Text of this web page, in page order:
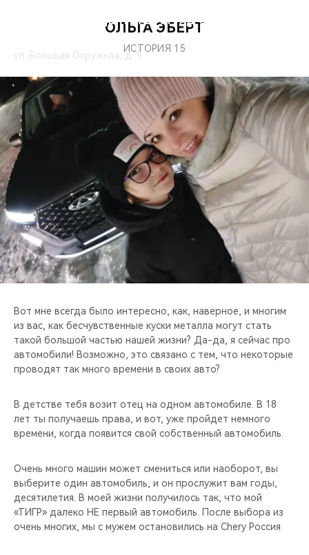
ЧЕРИ ЦЕНТР АВТОГРАД ОКРУЖНАЯ
ул. Большая Окружная, д. 9
ОЛЬГА ЭБЕРТ
ИСТОРИЯ 15
Вот мне всегда было интересно, как, наверное, и многим
из вас, как бесчувственные куски металла могут стать
такой большой частью нашей жизни? Да-да, я сейчас про
автомобили! Возможно, это связано с тем, что некоторые
проводят так много времени в своих авто?
В детстве тебя возит отец на одном автомобиле. В 18
лет ты получаешь права, и вот, уже пройдет немного
времени, когда появится свой собственный автомобиль.
Очень много машин может смениться или наоборот, вы
выберите один автомобиль, и он прослужит вам годы,
десятилетия. В моей жизни получилось так, что мой
«ТИГР» далеко НЕ первый автомобиль. После выбора из
очень многих, мы с мужем остановились на Chery Россия